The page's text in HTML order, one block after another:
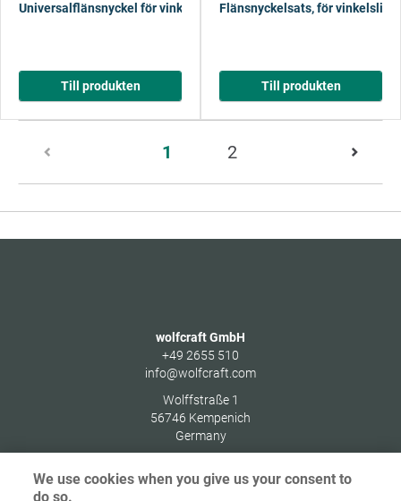
Universalflänsnyckel för vinkelslipar
Till produkten
Flänsnyckelsats, för vinkelslip,
Till produkten
1
1
2
wolfcraft GmbH
+49 2655 510
info@wolfcraft.com
Wolffstraße 1
56746 Kempenich
Germany
We use cookies when you give us your consent to
do so.